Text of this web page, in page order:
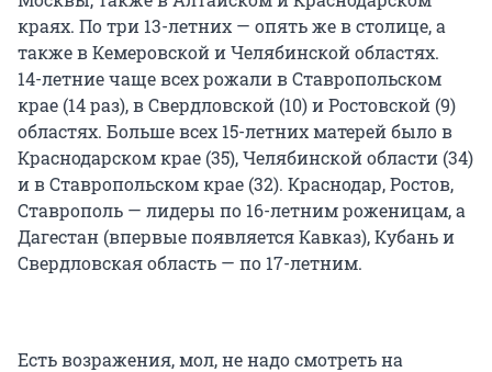
краях. По три 13-летних — опять же в столице, а
также в Кемеровской и Челябинской областях.
14-летниечаще всех рожали в Ставропольском
крае (14 раз), в Свердловской (10) и Ростовской (9)
областях. Больше всех 15-летнихматерей было в
Краснодарском крае (35), Челябинской области (34)
и в Ставропольском крае (32). Краснодар, Ростов,
Ставрополь — лидеры по 16-летнимроженицам, а
Дагестан (впервые появляется Кавказ), Кубань и
Свердловская область — по 17-летним.
Есть возражения, мол, не надо смотреть на